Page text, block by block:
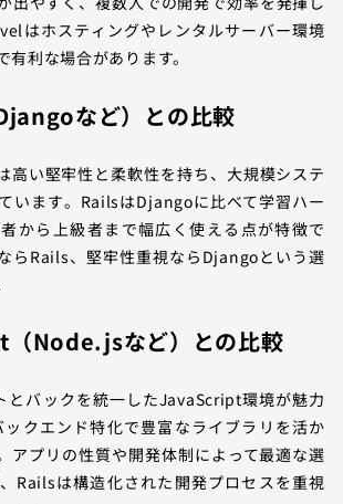
はホスティングやレンタルサーバー環境
利な場合があります。
など）との比較
い堅牢性と柔軟性を持ち、大規模システ
います。RailsはDjangoに比べて学習ハー
から上級者まで幅広く使える点が特徴で
らRails、堅牢性重視ならDjangoという選
Node.jsなど）との比較
とバックを統一したJavaScript環境が魅力
クエンド特化で豊富なライブラリを活か
アプリの性質や開発体制によって最適な選
Railsは構造化された開発プロセスを重視